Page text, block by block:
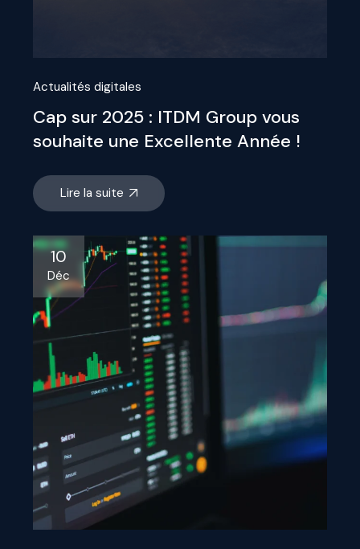
Actualités digitales
Cap sur 2025 : ITDM Group vous
souhaite une Excellente Année !
Lire la suite
10
Déc